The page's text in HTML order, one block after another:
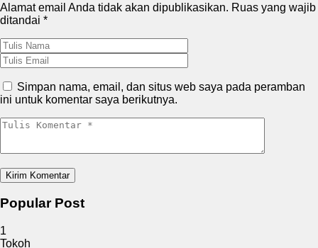
Alamat email Anda tidak akan dipublikasikan. Ruas yang wajib
ditandai *
Simpan nama, email, dan situs web saya pada peramban
ini untuk komentar saya berikutnya.
Popular Post
1
Tokoh